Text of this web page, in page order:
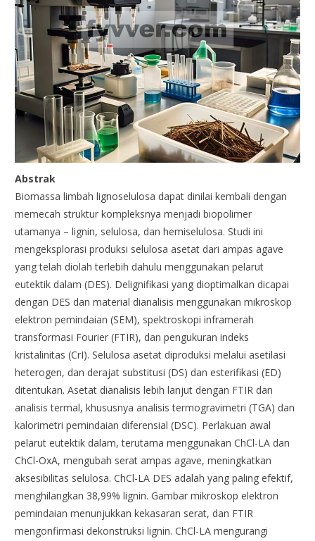
Abstrak
Biomassa limbah lignoselulosa dapat dinilai kembali dengan
memecah struktur kompleksnya menjadi biopolimer
utamanya – lignin, selulosa, dan hemiselulosa. Studi ini
mengeksplorasi produksi selulosa asetat dari ampas agave
yang telah diolah terlebih dahulu menggunakan pelarut
eutektik dalam (DES). Delignifikasi yang dioptimalkan dicapai
dengan DES dan material dianalisis menggunakan mikroskop
elektron pemindaian (SEM), spektroskopi inframerah
transformasi Fourier (FTIR), dan pengukuran indeks
kristalinitas (CrI). Selulosa asetat diproduksi melalui asetilasi
heterogen, dan derajat substitusi (DS) dan esterifikasi (ED)
ditentukan. Asetat dianalisis lebih lanjut dengan FTIR dan
analisis termal, khususnya analisis termogravimetri (TGA) dan
kalorimetri pemindaian diferensial (DSC). Perlakuan awal
pelarut eutektik dalam, terutama menggunakan ChCl-LA dan
ChCl-OxA, mengubah serat ampas agave, meningkatkan
aksesibilitas selulosa. ChCl-LA DES adalah yang paling efektif,
menghilangkan 38,99% lignin. Gambar mikroskop elektron
pemindaian menunjukkan kekasaran serat, dan FTIR
mengonfirmasi dekonstruksi lignin. ChCl-LA mengurangi